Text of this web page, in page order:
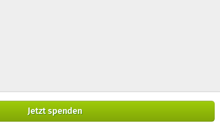
Jetzt spenden